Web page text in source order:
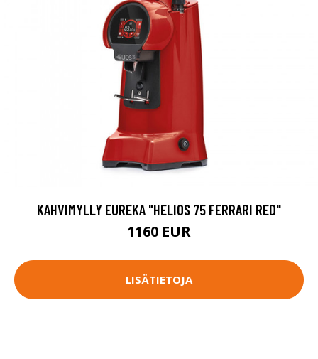
KAHVIMYLLY EUREKA "HELIOS 75 FERRARI RED"
1160 EUR
LISÄTIETOJA